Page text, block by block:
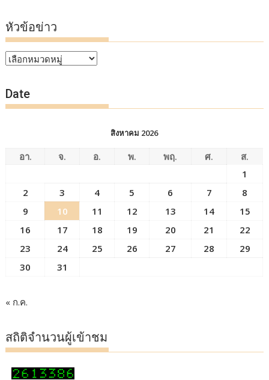
หัวข้อข่าว
หัวข้อ
Date
สิงหาคม 2026
อา. จ. อ. พ. พฤ. ศ.
ส.
1
2
3 4 5 6 7
8
9
10 11 12 13 14
15
16
17 18 19 20 21
22
23
24 25 26 27 28
29
30
31
« ก.ค.
สถิติจำนวนผู้เข้าชม